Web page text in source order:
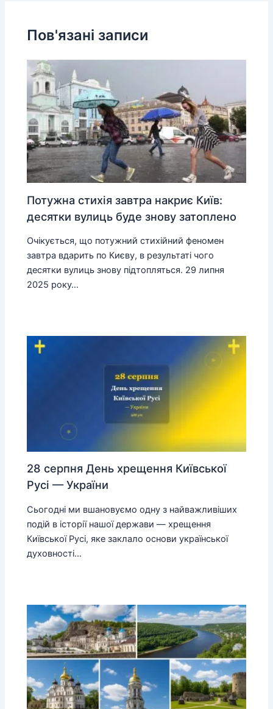
Пов'язані записи
Потужна стихія завтра накриє Київ:
десятки вулиць буде знову затоплено
Очікується, що потужний стихійний феномен
завтра вдарить по Києву, в результаті чого
десятки вулиць знову підтопляться. 29 липня
2025 року…
28 серпня День хрещення Київської
Русі — України
Сьогодні ми вшановуємо одну з найважливіших
подій в історії нашої держави — хрещення
Київської Русі, яке заклало основи української
духовності…